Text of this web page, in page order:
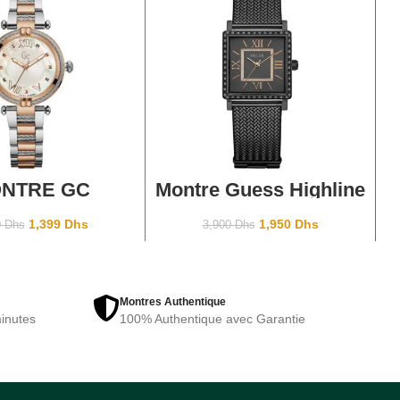
AU PANIER
GC
Dhs 1,399 Dhs
AJOUTER AU PANIER
Montre Guess Highline
W0826L4 Black
3,900Dhs 1,950 Dhs
Montres Authentique
100% Authentique avec Garantie